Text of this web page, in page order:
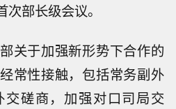
部长级会议。
关于加强新形势下合作的
常性接触，包括常务副外
磋商，加强对口司局交